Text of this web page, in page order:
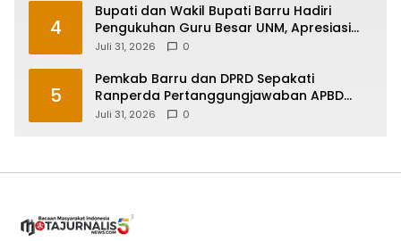
4
Bupati dan Wakil Bupati Barru Hadiri
Pengukuhan Guru Besar UNM, Apresiasi
Capaian Prof. Kamaruddin Hasan
Juli 31, 2026 0
5
Pemkab Barru dan DPRD Sepakati
Ranperda Pertanggungjawaban APBD
2025, Perkuat Komitmen Tata Kelola dan
Juli 31, 2026 0